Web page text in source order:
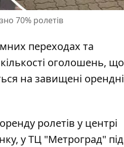
70% ролетів
переходах та
оголошень, що
на завищені орендні
ролетів у центрі
у ТЦ "Метроград" під